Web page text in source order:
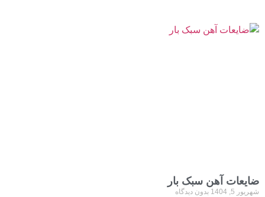
ضایعات آهن سبک بار
شهریور 5, 1404 بدون دیدگاه